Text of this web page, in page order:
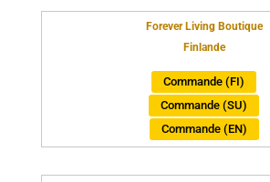
Forever Living Boutique
Finlande
Commande (FI)
Commande (SU)
Commande (EN)